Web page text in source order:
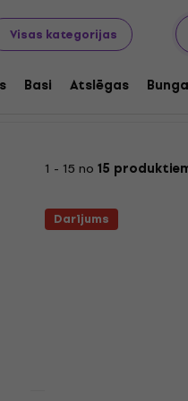
Visas kategorijas
Basi Atslēgas
programmatūra DJ
1 - 15 no 15
Darījums